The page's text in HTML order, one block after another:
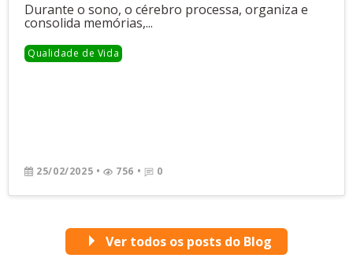
Durante o sono, o cérebro processa, organiza e
consolida memórias,...
Qualidade de Vida
25/02/2025 • 756 • 0
Ver todos os posts do Blog